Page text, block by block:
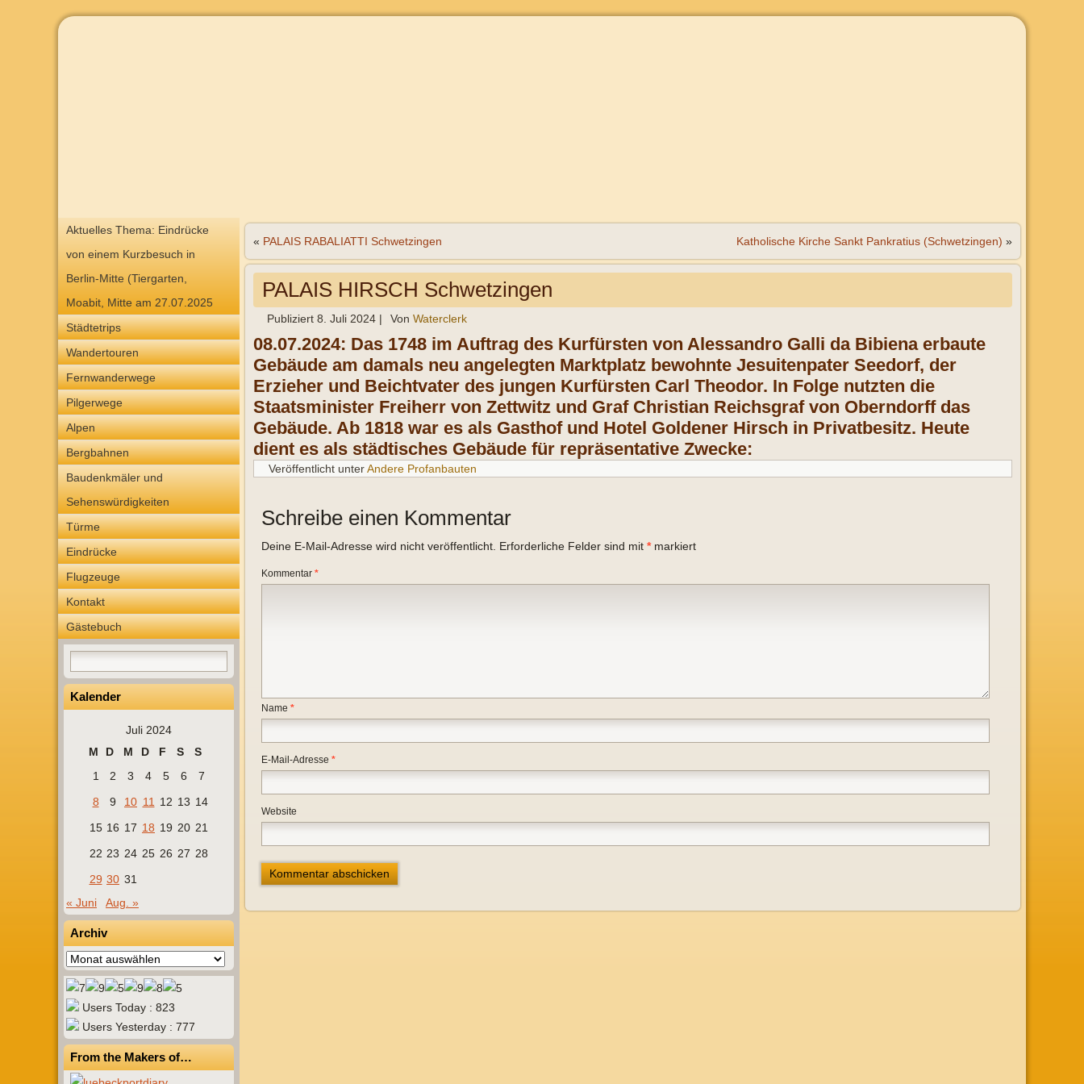
Aktuelles Thema: Eindrücke
von einem Kurzbesuch in
Berlin-Mitte (Tiergarten,
Moabit, Mitte am 27.07.2025
Städtetrips
Wandertouren
Fernwanderwege
Pilgerwege
Alpen
Bergbahnen
Baudenkmäler und
Sehenswürdigkeiten
Türme
Eindrücke
Flugzeuge
Kontakt
Gästebuch
Kalender
Juli 2024
M
D M D F S
S
1
2 3 4 5 6
7
8
9 10 11 12 13 14
15 16 17 18 19 20 21
22 23 24 25 26 27 28
29 30 31
« Juni
Aug. »
Archiv
Archiv
Users Today : 823
Users Yesterday : 777
From the Makers of…
« PALAIS RABALIATTI Schwetzingen Katholische Kirche Sankt Pankratius (Schwetzingen) »
PALAIS HIRSCH Schwetzingen
Publiziert 8. Juli 2024 | Von Waterclerk
08.07.2024: Das 1748 im Auftrag des Kurfürsten von Alessandro Galli da Bibiena erbaute
Gebäude am damals neu angelegten Marktplatz bewohnte Jesuitenpater Seedorf, der
Erzieher und Beichtvater des jungen Kurfürsten Carl Theodor. In Folge nutzten die
Staatsminister Freiherr von Zettwitz und Graf Christian Reichsgraf von Oberndorff das
Gebäude. Ab 1818 war es als Gasthof und Hotel Goldener Hirsch in Privatbesitz. Heute
dient es als städtisches Gebäude für repräsentative Zwecke:
Veröffentlicht unterAndere Profanbauten
Schreibe einen Kommentar
Deine E-Mail-Adresse wird nicht veröffentlicht. Erforderliche Felder sind mit *markiert
Kommentar *
Name *
E-Mail-Adresse *
Website